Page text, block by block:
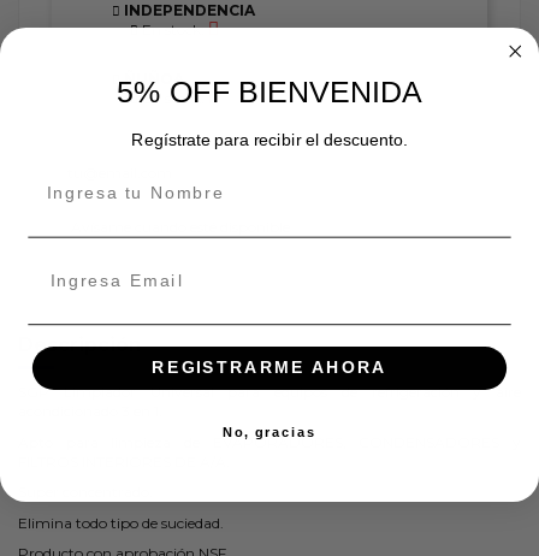
INDEPENDENCIA
En stock:
ÑUÑOA
En stock:
Descripción
SGP Limpiador Universal para equipos de refrigeración y aire
Apto para limpieza de EVAPORADORES, CONDENSADORES y
Elimina todo tipo de suciedad.
5% OFF BIENVENIDA
Regístrate para recibir el descuento.
REGISTRARME AHORA
No, gracias